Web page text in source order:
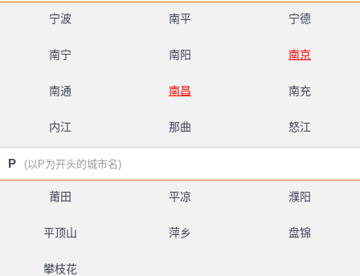
宁波 南平 宁德
南宁 南阳 南京
南通 南昌 南充
内江 那曲 怒江
P (以P为开头的城市名)
莆田 平凉 濮阳
平顶山 萍乡 盘锦
攀枝花